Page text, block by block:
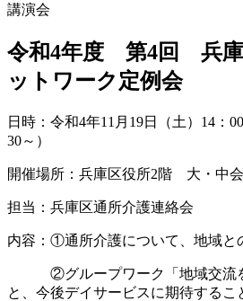
講演会
令和4年度 第4回 兵庫
ットワーク定例会
日時：令和4年11月19日（土）14：
30～）
開催場所：兵庫区役所2階 大・中
担当：兵庫区通所介護連絡会
内容：①通所介護について、地域と
②グループワーク「地域交流を
と、今後デイサービスに期待するこ